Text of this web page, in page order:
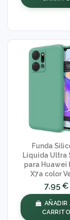
Funda
Líquida Ultra
para Huawei
X7a color
7,95 €
AÑADIR
CARRITO